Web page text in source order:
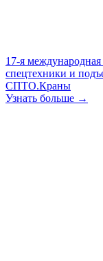
17-я
спецтехники и
СПТО.Краны
Узнать больше →